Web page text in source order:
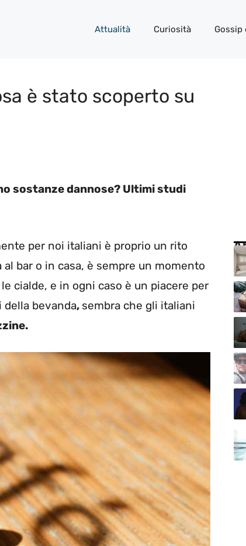
Attualità Curiosità Gossip
è stato scoperto su
sostanze dannose? Ultimi studi
per noi italiani è proprio un rito
bar o in casa, è sempre un momento
cialde, e in ogni caso è un piacere per
della bevanda, sembra che gli italiani